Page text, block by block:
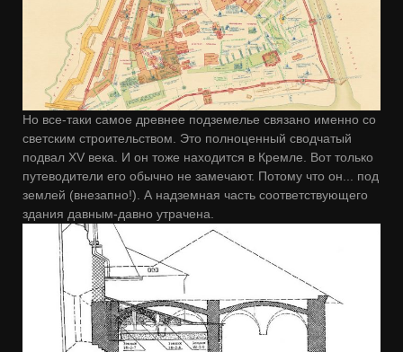
Но все-таки самое древнее подземелье связано именно со
светским строительством. Это полноценный сводчатый
подвал XV века. И он тоже находится в Кремле. Вот только
путеводители его обычно не замечают. Потому что он... под
землей (внезапно!). А надземная часть соответствующего
здания давным-давно утрачена.